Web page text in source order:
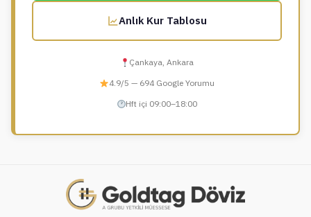
Anlık Kur Tablosu
Çankaya, Ankara
4.9/5 — 694 Google Yorumu
Hft içi 09:00–18:00